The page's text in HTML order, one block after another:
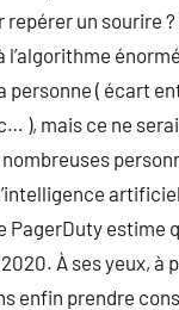
un sourire ?
l’algorithme
personne ( écart
), mais ce ne
PagerDuty estime
À ses yeux, à
enfin prendre